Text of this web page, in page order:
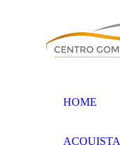
HOME
ACQUISTA